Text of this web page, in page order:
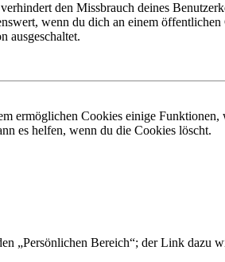
den Missbrauch deines
wenn du dich an einem
ausgeschaltet.
ermöglichen Cookies einige Funktionen,
es helfen, wenn du die Cookies löscht.
„Persönlichen Bereich“; der Link dazu